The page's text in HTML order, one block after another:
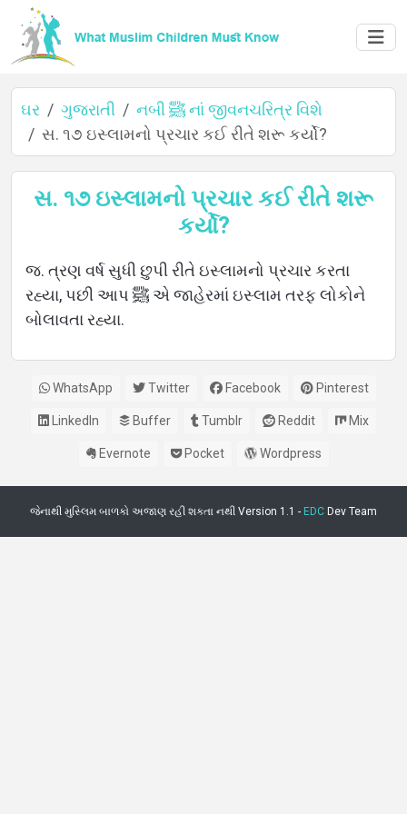
ઘર
ઘર ગુજરાતી
નબી ﷺ નાં જીવનચરિત્ર વિશે
સ. ૧૭ ઇસ્લામનો પ્રચાર કઈ રીતે શરૂ કર્યો?
સ. ૧૭ ઇસ્લામનો પ્રચાર કઈ રીતે શરૂ
કર્યો?
જ. ત્રણ વર્ષ સુધી છુપી રીતે ઇસ્લામનો પ્રચાર કરતા
રહ્યા, પછી આપ ﷺ એ જાહેરમાં ઇસ્લામ તરફ લોકોને
બોલાવતા રહ્યા.
WhatsApp Twitter Facebook Pinterest
LinkedIn Buffer Tumblr Reddit Mix
Evernote Pocket Wordpress
જેનાથી મુસ્લિમ બાળકો અજાણ રહી શકતા નથી Version 1.1 - EDC Dev Team